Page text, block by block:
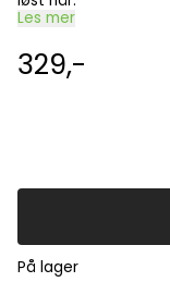
Les mer
329,-
På lager